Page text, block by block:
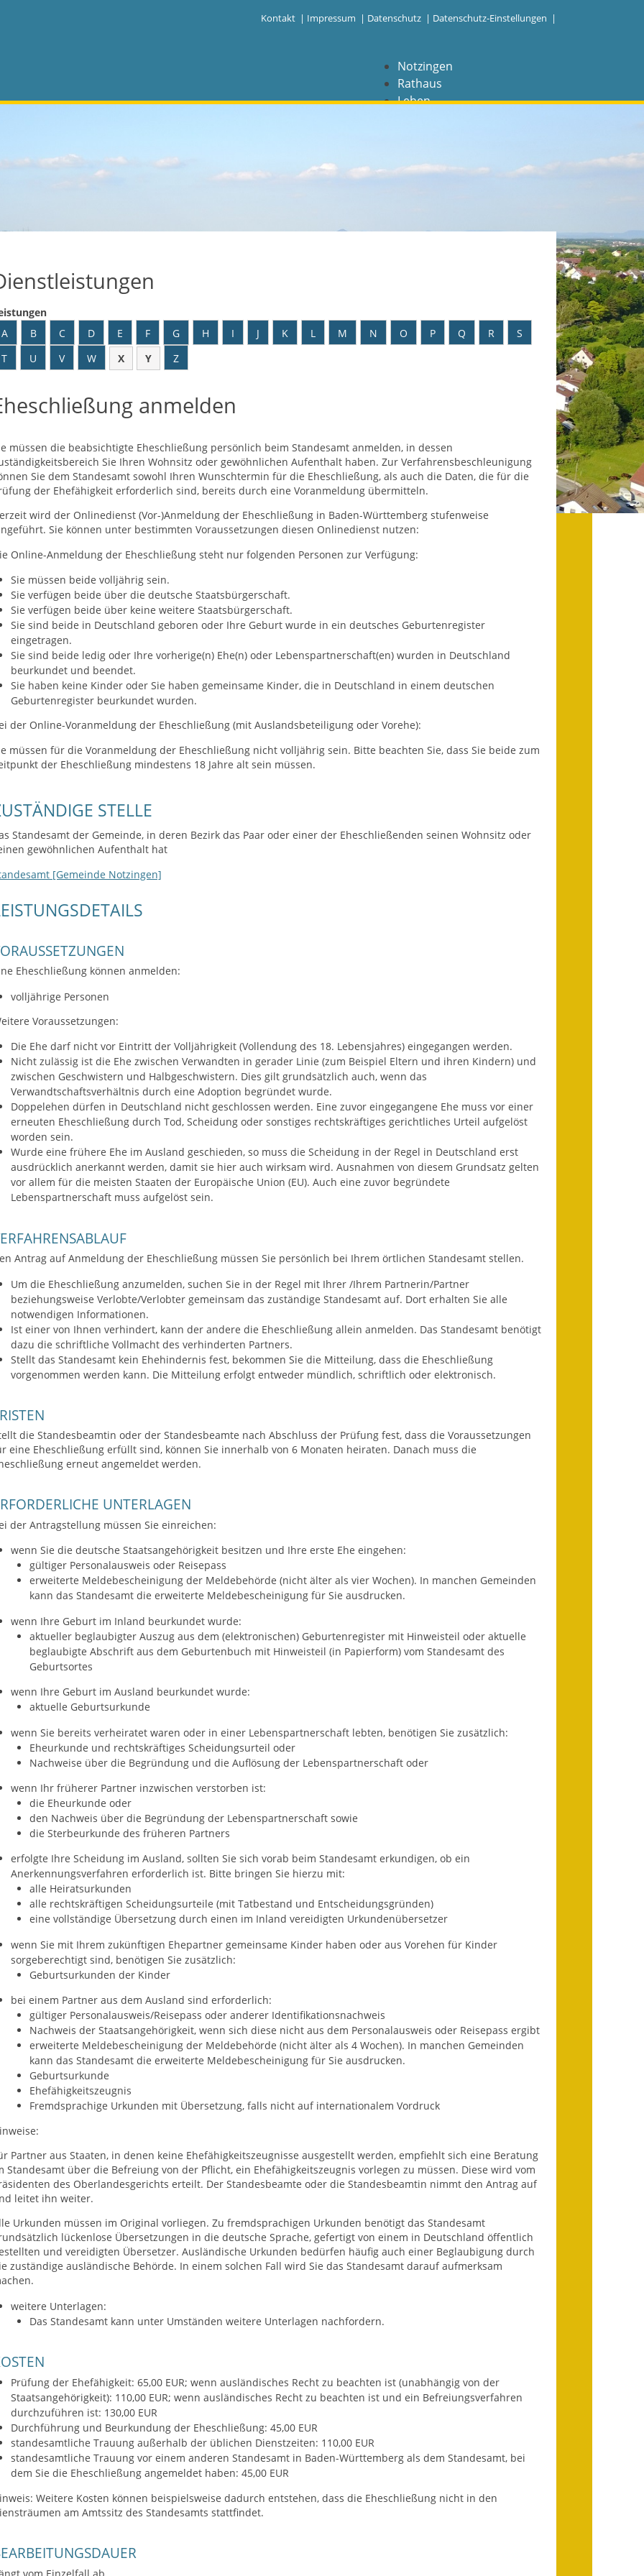
Kontakt | Impressum | Datenschutz | Datenschutz-Einstellungen |
Notzingen
Rathaus
Leben
NAVIGATION
Datenschutz
Geschichte und
Gegenwart
Was die Alten noch
Wagner-Werkstatt
Leichte Sprache
Infos in Leichter Sprache
Mitteilungsblatt
Nachhaltigkeitsbericht
Notfallplanung
Zahlen und Fakten
Bauhof Notzingen
Behördenadressen
Beratungsstellen im
Formulare
Fundbehörde
Gemeinderat
Sitzungsberichte 2015
Sitzungsberichte 2018
Gemeindeverwaltung
Haushalt & Finanzen
Getrennte
Abwassergebühr
Ortsrecht
Wahlen
Bauen und Wohnen
Baugebiete & Bauplätze
Bodenrichtwerte
Flächennutzungsplan
Gerätehütten
Gutachterausschuss
Hochwassergefahrenkarte
A
B C D E F G H I J K L M N O P Q R
S
T
U V W X Y Z
anmelden
müssen die beabsichtigte Eheschließung persönlich beim Standesamt anmelden, in dessen
Sie Ihren Wohnsitz oder gewöhnlichen Aufenthalt haben. Zur Verfahrensbeschleunigung
Sie dem Standesamt sowohl Ihren Wunschtermin für die Eheschließung, als auch die Daten, die für die
der Ehefähigkeit erforderlich sind, bereits durch eine Voranmeldung übermitteln.
wird der Onlinedienst (Vor-)Anmeldung der Eheschließung in Baden-Württemberg stufenweise
Sie können unter bestimmten Voraussetzungen diesen Onlinedienst nutzen:
Online-Anmeldung der Eheschließung steht nur folgenden Personen zur Verfügung:
Sie müssen beide volljährig sein.
Sie verfügen beide über die deutsche Staatsbürgerschaft.
Sie verfügen beide über keine weitere Staatsbürgerschaft.
Sie sind beide in Deutschland geboren oder Ihre Geburt wurde in ein deutsches Geburtenregister
eingetragen.
Sie sind beide ledig oder Ihre vorherige(n) Ehe(n) oder Lebenspartnerschaft(en) wurden in Deutschland
beurkundet und beendet.
Sie haben keine Kinder oder Sie haben gemeinsame Kinder, die in Deutschland in einem deutschen
Geburtenregister beurkundet wurden.
der Online-Voranmeldung der Eheschließung (mit Auslandsbeteiligung oder Vorehe):
müssen für die Voranmeldung der Eheschließung nicht volljährig sein. Bitte beachten Sie, dass Sie beide zum
der Eheschließung mindestens 18 Jahre alt sein müssen.
STELLE
Standesamt der Gemeinde, in deren Bezirk das Paar oder einer der Eheschließenden seinen Wohnsitz oder
gewöhnlichen Aufenthalt hat
[Gemeinde Notzingen]
Eheschließung können anmelden:
volljährige Personen
Voraussetzungen:
Die Ehe darf nicht vor Eintritt der Volljährigkeit (Vollendung des 18. Lebensjahres) eingegangen werden.
Nicht zulässig ist die Ehe zwischen Verwandten in gerader Linie (zum Beispiel Eltern und ihren Kindern) und
zwischen Geschwistern und Halbgeschwistern. Dies gilt grundsätzlich auch, wenn das
Verwandtschaftsverhältnis durch eine Adoption begründet wurde.
Doppelehen dürfen in Deutschland nicht geschlossen werden. Eine zuvor eingegangene Ehe muss vor einer
erneuten Eheschließung durch Tod, Scheidung oder sonstiges rechtskräftiges gerichtliches Urteil aufgelöst
worden sein.
Wurde eine frühere Ehe im Ausland geschieden, so muss die Scheidung in der Regel in Deutschland erst
ausdrücklich anerkannt werden, damit sie hier auch wirksam wird. Ausnahmen von diesem Grundsatz gelten
vor allem für die meisten Staaten der Europäische Union (EU). Auch eine zuvor begründete
Lebenspartnerschaft muss aufgelöst sein.
Antrag auf Anmeldung der Eheschließung müssen Sie persönlich bei Ihrem örtlichen Standesamt stellen.
Um die Eheschließung anzumelden, suchen Sie in der Regel mit Ihrer /Ihrem Partnerin/Partner
beziehungsweise Verlobte/Verlobter gemeinsam das zuständige Standesamt auf. Dort erhalten Sie alle
notwendigen Informationen.
Ist einer von Ihnen verhindert, kann der andere die Eheschließung allein anmelden. Das Standesamt benötigt
dazu die schriftliche Vollmacht des verhinderten Partners.
Stellt das Standesamt kein Ehehindernis fest, bekommen Sie die Mitteilung, dass die Eheschließung
vorgenommen werden kann. Die Mitteilung erfolgt entweder mündlich, schriftlich oder elektronisch.
die Standesbeamtin oder der Standesbeamte nach Abschluss der Prüfung fest, dass die Voraussetzungen
eine Eheschließung erfüllt sind, können Sie innerhalb von 6 Monaten heiraten. Danach muss die
erneut angemeldet werden.
UNTERLAGEN
der Antragstellung müssen Sie einreichen:
wenn Sie die deutsche Staatsangehörigkeit besitzen und Ihre erste Ehe eingehen:
gültiger Personalausweis oder Reisepass
erweiterte Meldebescheinigung der Meldebehörde (nicht älter als vier Wochen). In manchen Gemeinden
kann das Standesamt die erweiterte Meldebescheinigung für Sie ausdrucken.
wenn Ihre Geburt im Inland beurkundet wurde:
aktueller beglaubigter Auszug aus dem (elektronischen) Geburtenregister mit Hinweisteil oder aktuelle
beglaubigte Abschrift aus dem Geburtenbuch mit Hinweisteil (in Papierform) vom Standesamt des
Geburtsortes
wenn Ihre Geburt im Ausland beurkundet wurde:
​​​​​aktuelle Geburtsurkunde
wenn Sie bereits verheiratet waren oder in einer Lebenspartnerschaft lebten, benötigen Sie zusätzlich:
Eheurkunde und rechtskräftiges Scheidungsurteil oder
Nachweise über die Begründung und die Auflösung der Lebenspartnerschaft oder
wenn Ihr früherer Partner inzwischen verstorben ist:
die Eheurkunde oder
den Nachweis über die Begründung der Lebenspartnerschaft sowie
die Sterbeurkunde des früheren Partners
erfolgte Ihre Scheidung im Ausland, sollten Sie sich vorab beim Standesamt erkundigen, ob ein
Anerkennungsverfahren erforderlich ist. Bitte bringen Sie hierzu mit:
alle Heiratsurkunden
alle rechtskräftigen Scheidungsurteile (mit Tatbestand und Entscheidungsgründen)
eine vollständige Übersetzung durch einen im Inland vereidigten Urkundenübersetzer
wenn Sie mit Ihrem zukünftigen Ehepartner gemeinsame Kinder haben oder aus Vorehen für Kinder
sorgeberechtigt sind, benötigen Sie zusätzlich:
​​​​​​​Geburtsurkunden der Kinder
bei einem Partner aus dem Ausland sind erforderlich:
​​​​​​gültiger Personalausweis/Reisepass oder anderer Identifikationsnachweis
​​​​​​​Nachweis der Staatsangehörigkeit, wenn sich diese nicht aus dem Personalausweis oder Reisepass ergibt
erweiterte Meldebescheinigung der Meldebehörde (nicht älter als 4 Wochen). In manchen Gemeinden
kann das Standesamt die erweiterte Meldebescheinigung für Sie ausdrucken.
Geburtsurkunde
Ehefähigkeitszeugnis
Fremdsprachige Urkunden mit Übersetzung, falls nicht auf internationalem Vordruck
Partner aus Staaten, in denen keine Ehefähigkeitszeugnisse ausgestellt werden, empfiehlt sich eine Beratung
Standesamt über die Befreiung von der Pflicht, ein Ehefähigkeitszeugnis vorlegen zu müssen. Diese wird vom
des Oberlandesgerichts erteilt. Der Standesbeamte oder die Standesbeamtin nimmt den Antrag auf
leitet ihn weiter.
Urkunden müssen im Original vorliegen. Zu fremdsprachigen Urkunden benötigt das Standesamt
lückenlose Übersetzungen in die deutsche Sprache, gefertigt von einem in Deutschland öffentlich
und vereidigten Übersetzer. Ausländische Urkunden bedürfen häufig auch einer Beglaubigung durch
zuständige ausländische Behörde. In einem solchen Fall wird Sie das Standesamt darauf aufmerksam
weitere Unterlagen:
​​​​​​​Das Standesamt kann unter Umständen weitere Unterlagen nachfordern.
Prüfung der Ehefähigkeit: 65,00 EUR; wenn ausländisches Recht zu beachten ist (unabhängig von der
Staatsangehörigkeit): 110,00 EUR; wenn ausländisches Recht zu beachten ist und ein Befreiungsverfahren
durchzuführen ist: 130,00 EUR
Durchführung und Beurkundung der Eheschließung: 45,00 EUR
standesamtliche Trauung außerhalb der üblichen Dienstzeiten: 110,00 EUR
standesamtliche Trauung vor einem anderen Standesamt in Baden-Württemberg als dem Standesamt, bei
dem Sie die Eheschließung angemeldet haben: 45,00 EUR
Weitere Kosten können beispielsweise dadurch entstehen, dass die Eheschließung nicht in den
am Amtssitz des Standesamts stattfindet.
vom Einzelfall ab